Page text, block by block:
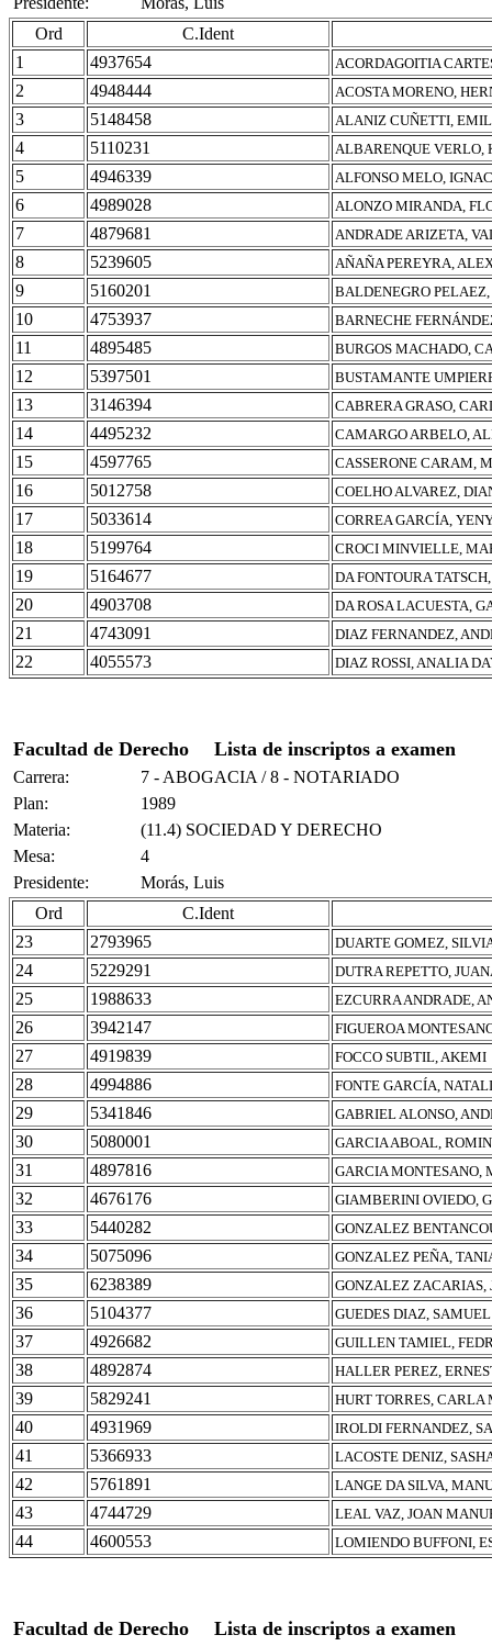
Ord
C.Ident
1
4937654 ACORDAGOITIA
2 4948444 ACOSTA MORENO,
3 5148458 ALANIZ CUÑETTI,
4 5110231 ALBARENQUE VERLO,
5 4946339 ALFONSO MELO,
6 4989028 ALONZO MIRANDA,
7 4879681 ANDRADE ARIZETA,
8 5239605 AÑAÑA PEREYRA,
9 5160201 BALDENEGRO
10 4753937 BARNECHE
11 4895485 BURGOS MACHADO,
12 5397501 BUSTAMANTE
13 3146394 CABRERA GRASO,
14 4495232 CAMARGO ARBELO,
15 4597765 CASSERONE CARAM,
16 5012758 COELHO ALVAREZ,
17 5033614 CORREA GARCÍA,
18 5199764 CROCI MINVIELLE,
19 5164677 DA FONTOURA
20 4903708 DA ROSA LACUESTA,
21 4743091 DIAZ FERNANDEZ,
22 4055573 DIAZ ROSSI, ANALIA
Facultad de Derecho Lista de inscriptos a examen
Carrera:
7 - ABOGACIA / 8 - NOTARIADO
Plan:
1989
Materia:
(11.4) SOCIEDAD Y DERECHO
Mesa:
4
Presidente:
Morás, Luis
Ord
C.Ident
23
2793965 DUARTE GOMEZ,
24 5229291 DUTRA REPETTO,
25 1988633 EZCURRA ANDRADE,
26 3942147 FIGUEROA
27 4919839 FOCCO SUBTIL, AKEMI
28 4994886 FONTE GARCÍA,
29 5341846 GABRIEL ALONSO,
30 5080001 GARCIA ABOAL,
31 4897816 GARCIA
32 4676176 GIAMBERINI OVIEDO,
33 5440282 GONZALEZ
34 5075096 GONZALEZ PEÑA,
35 6238389 GONZALEZ ZACARIAS,
36 5104377 GUEDES DIAZ,
37 4926682 GUILLEN TAMIEL,
38 4892874 HALLER PEREZ,
39 5829241 HURT TORRES, CARLA
40 4931969 IROLDI FERNANDEZ,
41 5366933 LACOSTE DENIZ,
42 5761891 LANGE DA SILVA,
43 4744729 LEAL VAZ, JOAN
44 4600553 LOMIENDO BUFFONI,
Facultad de Derecho Lista de inscriptos a examen